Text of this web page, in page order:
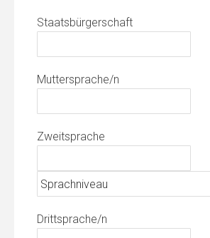
Staatsbürgerschaft
Muttersprache/n
Zweitsprache
Drittsprache/n